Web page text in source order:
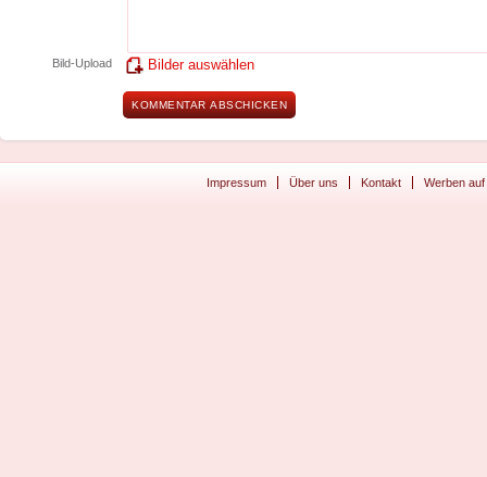
Bild-Upload Bilder auswählen
Impressum Über uns Kontakt Werben